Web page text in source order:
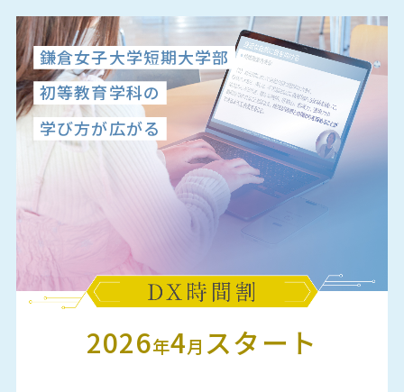
鎌倉女子大学短期大学部
初等教育学科の
学び方が広がる
DXが広げる時間のゆとり。
学びと学生生活を
もっと豊かに。
2026年4月 スタート